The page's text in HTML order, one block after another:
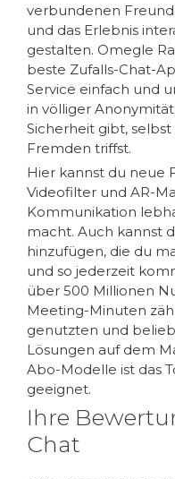
verbundenen
und das Erlebnis
gestalten. Omegle
beste Zufalls-Chat-
Service einfach und
in völliger
Sicherheit gibt,
Fremden triffst.
Hier kannst du neue
Videofilter und AR-
Kommunikation
macht. Auch kannst
hinzufügen, die du
und so jederzeit
über 500 Millionen
Meeting-Minuten
genutzten und
Lösungen auf dem
Abo-Modelle ist das
geeignet.
Ihre
Chat